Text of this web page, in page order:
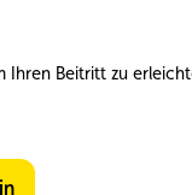
Ihren Beitritt zu